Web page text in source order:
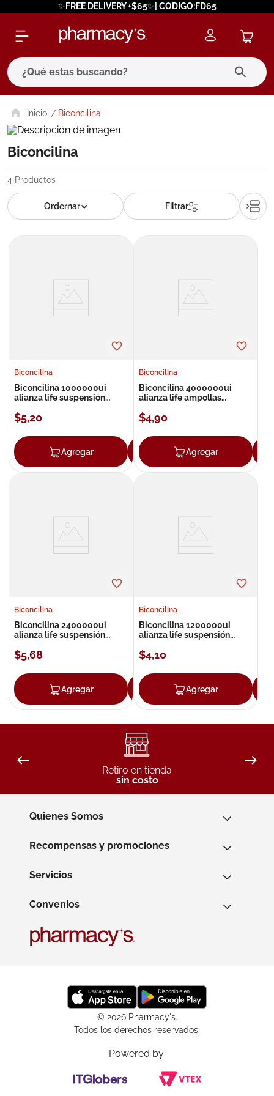
✨FREE DELIVERY +$65✨| CODIGO:FD65
¿Qué estas buscando?
Biconcilina
Biconcilina
4 Productos
Biconcilina
Biconcilina 1000000ui
alianza life suspensión
$5,20
Agregar Agregar
Biconcilina
Biconcilina 4000000ui
alianza life ampollas
$4,90
Agregar
Biconcilina
Biconcilina 2400000ui
alianza life suspensión
$5,68
Agregar Agregar
Biconcilina
Biconcilina 1200000ui
alianza life suspensión
$4,10
Agregar
Retiro en tienda
sin costo
Quienes Somos
Recompensas y promociones
Servicios
Convenios
© 2026 Pharmacy's.
Todos los derechos reservados.
Powered by:
términos más buscados
1. eucerin
2. protector solar
3. bioderma
5. cerave
roche posay